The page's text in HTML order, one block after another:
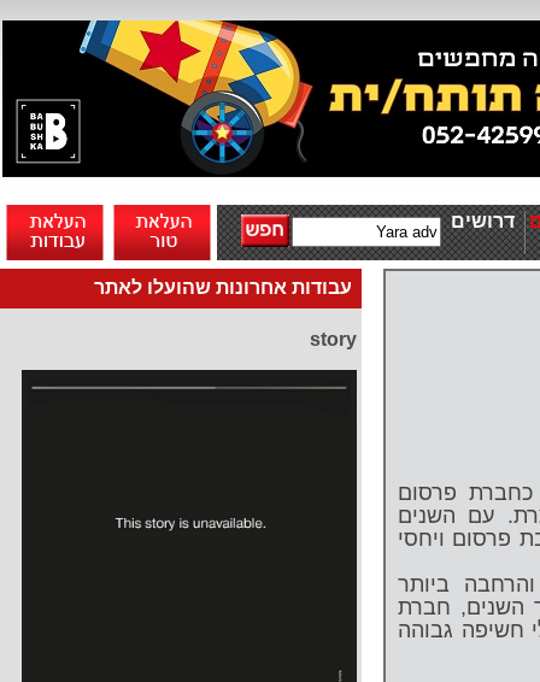
דרושים
עבודות אחרונות שהועלו לאתר
story
את דרכינו בחברת יארא ב 1997 כחברת פרסום
עם השנים
פרסום ויחסי
ביותר
השנים, חברת
חשיפה גבוהה